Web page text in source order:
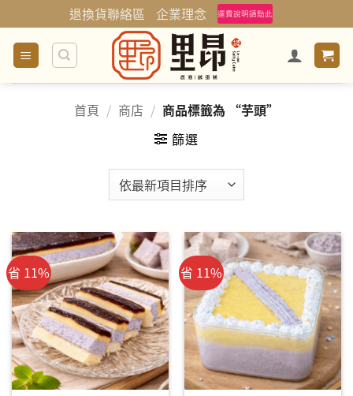
to
content
退換貨聯絡區 企業理念 運費說明請點此
首頁 / 商店 / 商品標籤為 “芋頭”
篩選
省 11% 省 11%